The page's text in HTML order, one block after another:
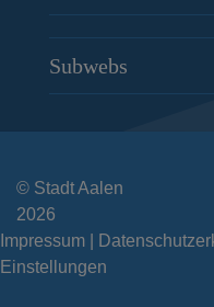
Subwebs
© Stadt Aalen
2026
Impressum
Einstellungen